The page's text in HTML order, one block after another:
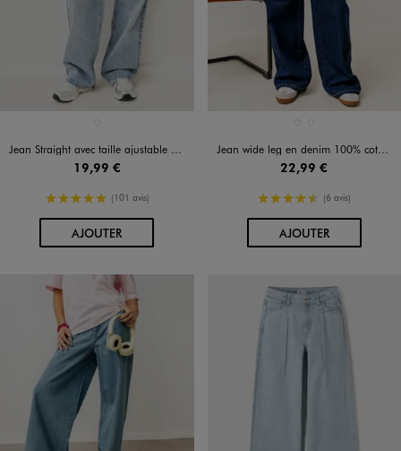
Jean Straight avec taille ajustable fille
19,99 €
5/5 de moyenne
(101 avis)
AJOUTERAU PANIER
Jean wide leg en denim 100% coton fille
22,99 €
4.5/5 de moyenne
(6 avis)
AJOUTERAU PANIER